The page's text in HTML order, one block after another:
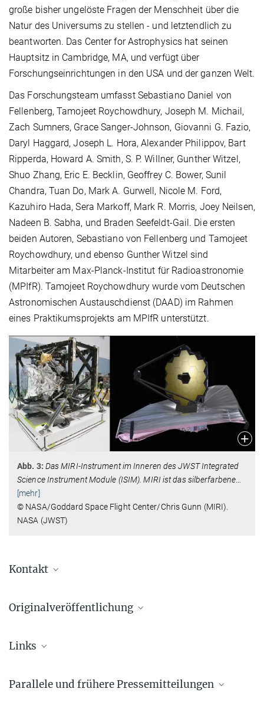
große bisher ungelöste Fragen der Menschheit über die
Natur des Universums zu stellen - und letztendlich zu
beantworten. Das Center for Astrophysics hat seinen
Hauptsitz in Cambridge, MA, und verfügt über
Forschungseinrichtungen in den USA und der ganzen Welt.
Das Forschungsteam umfasst Sebastiano Daniel von
Fellenberg, Tamojeet Roychowdhury, Joseph M. Michail,
Zach Sumners, Grace Sanger-Johnson, Giovanni G. Fazio,
Daryl Haggard, Joseph L. Hora, Alexander Philippov, Bart
Ripperda, Howard A. Smith, S. P. Willner, Gunther Witzel,
Shuo Zhang, Eric E. Becklin, Geoffrey C. Bower, Sunil
Chandra, Tuan Do, Mark A. Gurwell, Nicole M. Ford,
Kazuhiro Hada, Sera Markoff, Mark R. Morris, Joey Neilsen,
Nadeen B. Sabha, und Braden Seefeldt-Gail. Die ersten
beiden Autoren, Sebastiano von Fellenberg und Tamojeet
Roychowdhury, und ebenso Gunther Witzel sind
Mitarbeiter am Max-Planck-Institut für Radioastronomie
(MPIfR). Tamojeet Roychowdhury wurde vom Deutschen
Astronomischen Austauschdienst (DAAD) im Rahmen
eines Praktikumsprojekts am MPIfR unterstützt.
Abb. 3: Das MIRI-Instrument im Inneren des JWST Integrated
Science Instrument Module (ISIM). MIRI ist das silberfarbene
[mehr]
© NASA/Goddard Space Flight Center/Chris Gunn (MIRI).
NASA (JWST)
Kontakt
+49 228 525-456
+49 228 525-358
Originalveröffentlichung
flare from Sgr A*
Links
Forschungsabteilung am MPIfR
Parallele und frühere Pressemitteilungen